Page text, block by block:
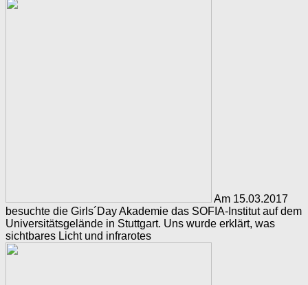
Am 15.03.2017
besuchte die Girls´Day Akademie das SOFIA-Institut auf dem
Universitätsgelände in Stuttgart. Uns wurde erklärt, was
sichtbares Licht und infrarotes